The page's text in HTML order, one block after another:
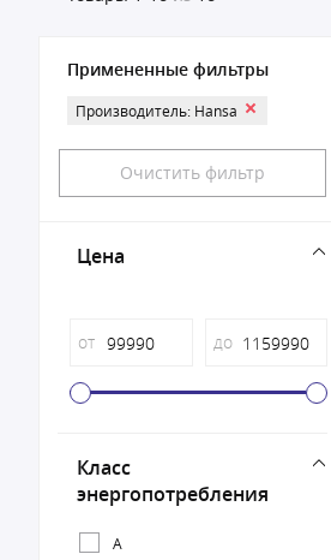
Примененные фильтры
Производитель: Hansa
Очистить фильтр
Цена
от до
Класс
энергопотребления
A